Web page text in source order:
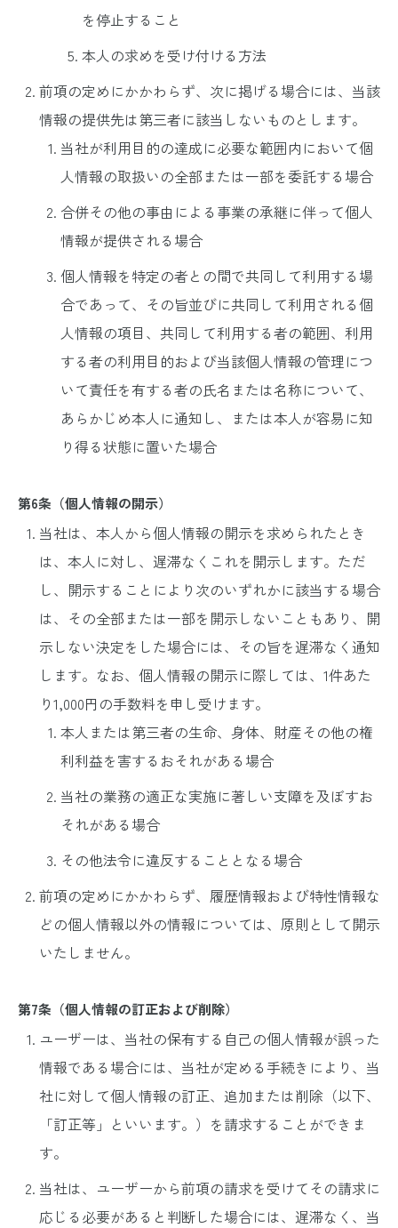
を停止すること
本人の求めを受け付ける方法
前項の定めにかかわらず、次に掲げる場合には、当該
情報の提供先は第三者に該当しないものとします。
当社が利用目的の達成に必要な範囲内において個
人情報の取扱いの全部または一部を委託する場合
合併その他の事由による事業の承継に伴って個人
情報が提供される場合
個人情報を特定の者との間で共同して利用する場
合であって、その旨並びに共同して利用される個
人情報の項目、共同して利用する者の範囲、利用
する者の利用目的および当該個人情報の管理につ
いて責任を有する者の氏名または名称について、
あらかじめ本人に通知し、または本人が容易に知
り得る状態に置いた場合
第6条（個人情報の開示）
当社は、本人から個人情報の開示を求められたとき
は、本人に対し、遅滞なくこれを開示します。ただ
し、開示することにより次のいずれかに該当する場合
は、その全部または一部を開示しないこともあり、開
示しない決定をした場合には、その旨を遅滞なく通知
します。なお、個人情報の開示に際しては、1件あた
り1,000円の手数料を申し受けます。
本人または第三者の生命、身体、財産その他の権
利利益を害するおそれがある場合
当社の業務の適正な実施に著しい支障を及ぼすお
それがある場合
その他法令に違反することとなる場合
前項の定めにかかわらず、履歴情報および特性情報な
どの個人情報以外の情報については、原則として開示
いたしません。
第7条（個人情報の訂正および削除）
ユーザーは、当社の保有する自己の個人情報が誤った
情報である場合には、当社が定める手続きにより、当
社に対して個人情報の訂正、追加または削除（以下、
「訂正等」といいます。）を請求することができま
す。
当社は、ユーザーから前項の請求を受けてその請求に
応じる必要があると判断した場合には、遅滞なく、当